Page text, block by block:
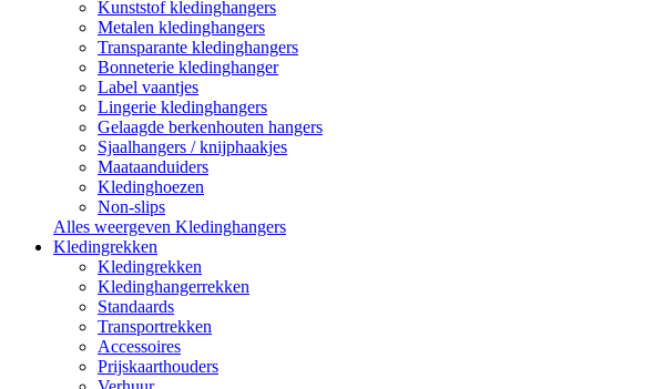
Kunststof kledinghangers
Metalen kledinghangers
Transparante kledinghangers
Bonneterie kledinghanger
Label vaantjes
Lingerie kledinghangers
Gelaagde berkenhouten hangers
Sjaalhangers / knijphaakjes
Maataanduiders
Kledinghoezen
Non-slips
Alles weergeven Kledinghangers
Kledingrekken
Kledingrekken
Kledinghangerrekken
Standaards
Transportrekken
Accessoires
Prijskaarthouders